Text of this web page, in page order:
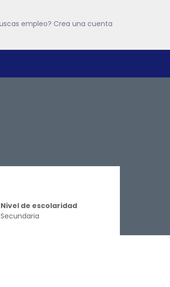
empleo? Crea una cuenta
Nivel de escolaridad
Secundaria